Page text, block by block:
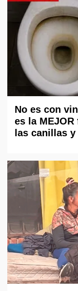
No es con
es la
las canillas